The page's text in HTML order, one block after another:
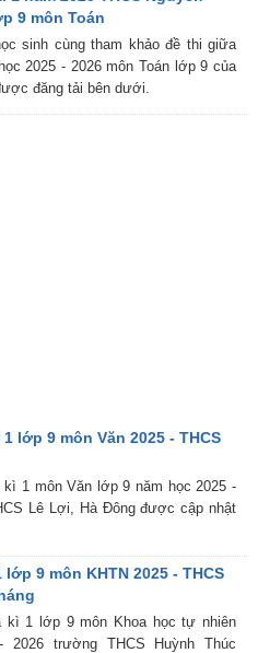
9 môn Toán
sinh cùng tham khảo đề thi giữa
2025 - 2026 môn Toán lớp 9 của
đăng tải bên dưới.
lớp 9 môn Văn 2025 - THCS
1 môn Văn lớp 9 năm học 2025 -
Lê Lợi, Hà Đông được cập nhật
9 môn KHTN 2025 - THCS
kì 1 lớp 9 môn Khoa học tự nhiên
2026 trường THCS Huỳnh Thúc